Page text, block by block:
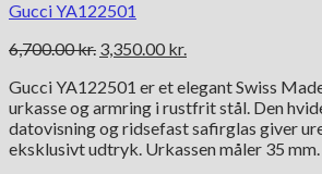
Gucci YA122501
6,700.00kr. Den
pris
var:
6,700.00 kr..
3,350.00 kr.
pris
er:
3,350.00 kr..
Gucci YA122501 er et elegant Swiss
urkasse og armring i rustfrit stål. Den
datovisning og ridsefast safirglas giver
eksklusivt udtryk. Urkassen måler 35 mm.